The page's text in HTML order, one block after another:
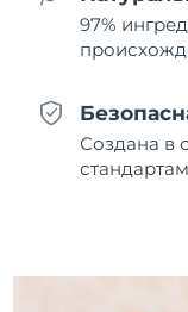
97%
Создана в
Пуэрто-Рико
Катар
Реюньон